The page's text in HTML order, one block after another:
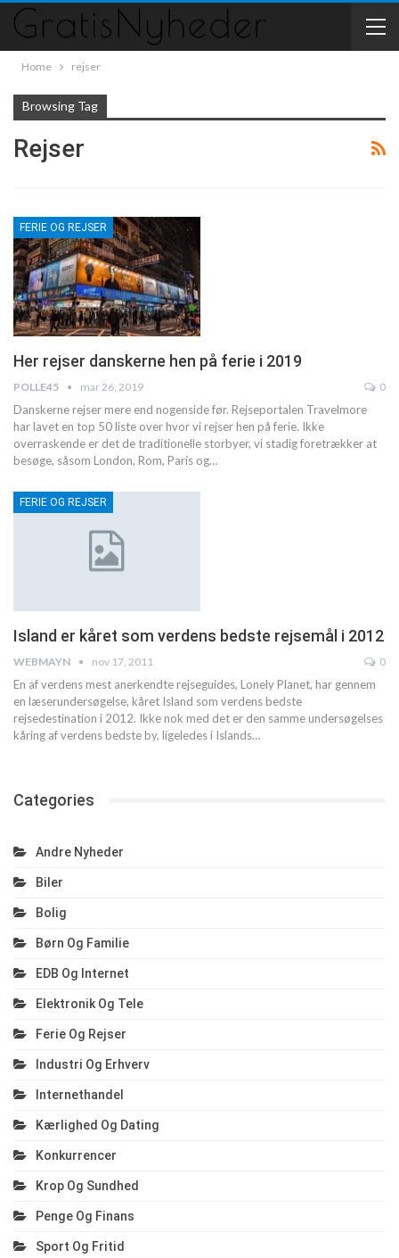
Home rejser
Browsing Tag
Rejser
FERIE OG REJSER
Her rejser danskerne hen på ferie i 2019
POLLE45 mar 26, 2019 0
Danskerne rejser mere end nogenside før. Rejseportalen Travelmore
har lavet en top 50 liste over hvor vi rejser hen på ferie. Ikke
overraskende er det de traditionelle storbyer, vi stadig foretrækker at
besøge, såsom London, Rom, Paris og…
FERIE OG REJSER
Island er kåret som verdens bedste rejsemål i 2012
WEBMAYN nov 17, 2011 0
En af verdens mest anerkendte rejseguides, Lonely Planet, har gennem
en læserundersøgelse, kåret Island som verdens bedste
rejsedestination i 2012. Ikke nok med det er den samme undersøgelses
kåring af verdens bedste by, ligeledes i Islands…
Categories
Andre Nyheder
Biler
Bolig
Børn Og Familie
EDB Og Internet
Elektronik Og Tele
Ferie Og Rejser
Industri Og Erhverv
Internethandel
Kærlighed Og Dating
Konkurrencer
Krop Og Sundhed
Penge Og Finans
Sport Og Fritid